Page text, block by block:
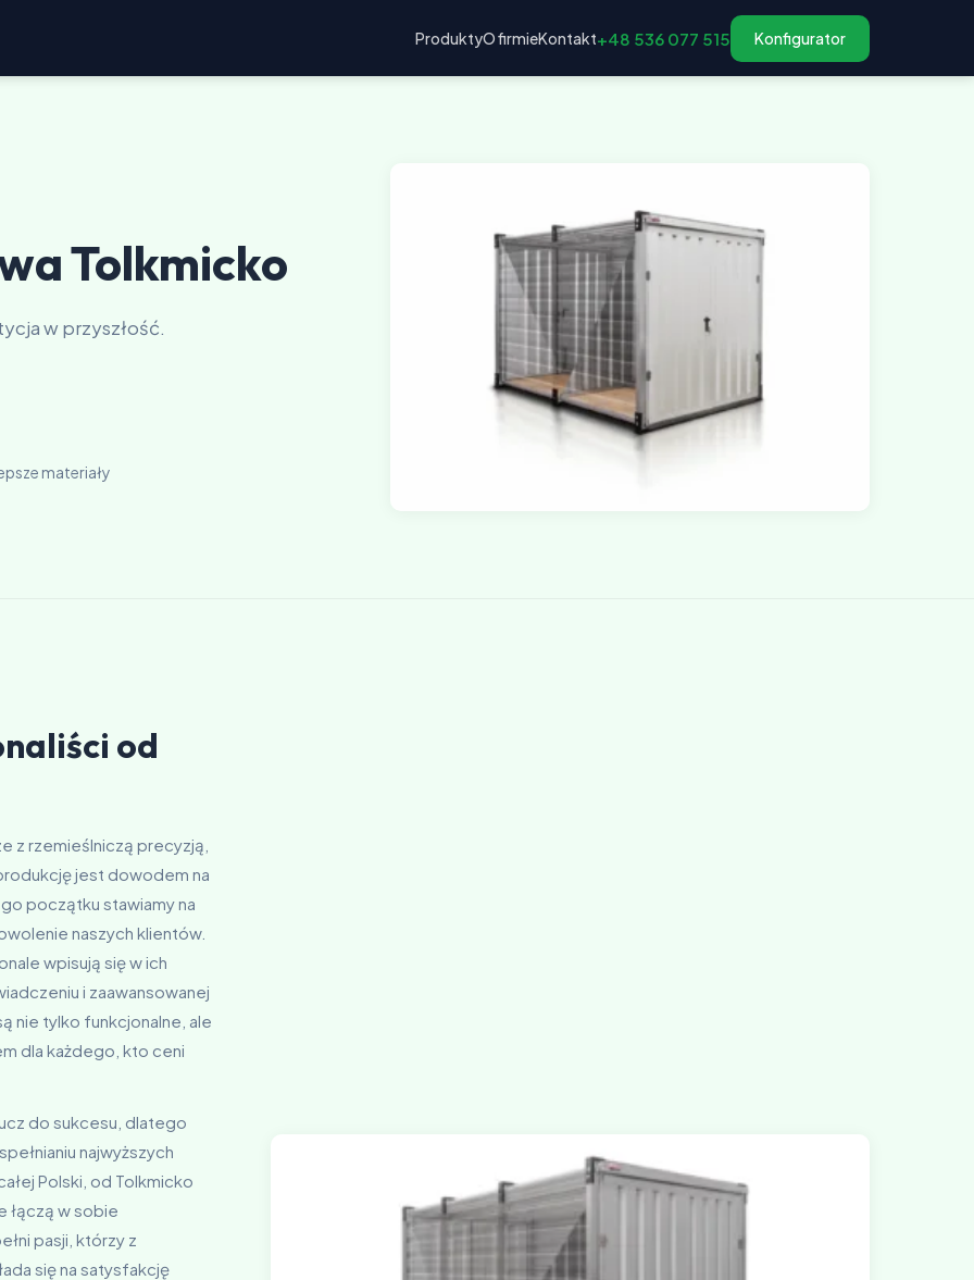
ProduktyO firmieKontakt+48 536 077 515 Konfigurator
Tolkmicko
w przyszłość.
materiały
od
z rzemieślniczą precyzją,
jest dowodem na
początku stawiamy na
naszych klientów.
wpisują się w ich
i zaawansowanej
nie tylko funkcjonalne, ale
dla każdego, kto ceni
do sukcesu, dlatego
najwyższych
Polski, od Tolkmicko
łączą w sobie
pasji, którzy z
się na satysfakcję